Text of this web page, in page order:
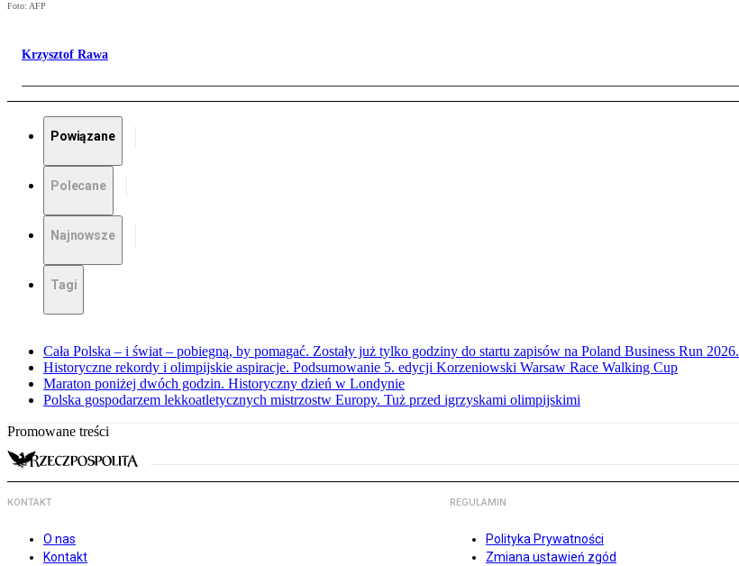
Foto: AFP
Krzysztof Rawa
Powiązane
Polecane
Najnowsze
Tagi
Cała Polska – i świat – pobiegną, by pomagać. Zostały już tylko godziny do startu zapisów na Poland Business Run 2026.
Historyczne rekordy i olimpijskie aspiracje. Podsumowanie 5. edycji Korzeniowski Warsaw Race Walking Cup
Maraton poniżej dwóch godzin. Historyczny dzień w Londynie
Polska gospodarzem lekkoatletycznych mistrzostw Europy. Tuż przed igrzyskami olimpijskimi
Promowane treści
KONTAKT
O nas
Kontakt
REGULAMIN
Polityka Prywatności
Zmiana ustawień zgód